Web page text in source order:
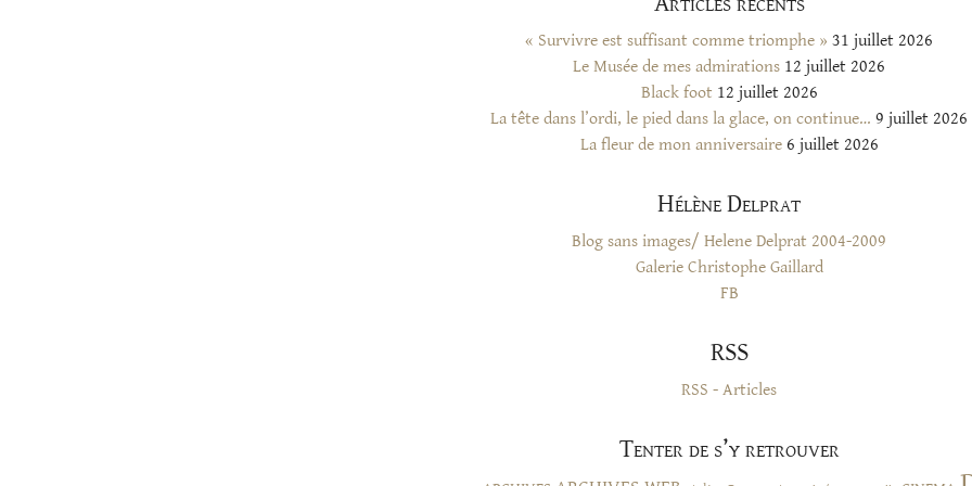
« Survivre est suffisant comme triomphe » 31 juillet 2026
Le Musée de mes admirations 12 juillet 2026
Black foot 12 juillet 2026
La tête dans l’ordi, le pied dans la glace, on continue… 9 juillet 2026
La fleur de mon anniversaire 6 juillet 2026
Hélène Delprat
Blog sans images/ Helene Delprat 2004-2009
Galerie Christophe Gaillard
FB
RSS
RSS - Articles
Tenter de s’y retrouver